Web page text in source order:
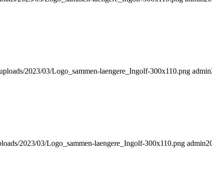
2023/03/Logo_sammen-laengere_Ingolf-300x110.png admin
2023/03/Logo_sammen-laengere_Ingolf-300x110.png admin